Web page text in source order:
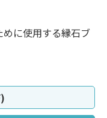
に使用する縁石ブ